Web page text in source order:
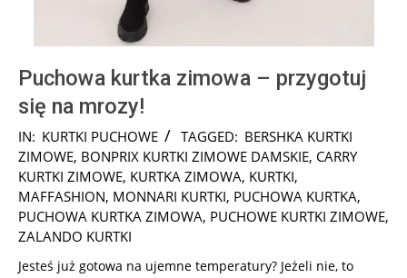
Puchowa kurtka zimowa – przygotuj
się na mrozy!
2025-
10-
01
IN: KURTKI PUCHOWE TAGGED: BERSHKA KURTKI
ZIMOWE, BONPRIX KURTKI ZIMOWE DAMSKIE, CARRY
KURTKI ZIMOWE, KURTKA ZIMOWA, KURTKI,
MAFFASHION, MONNARI KURTKI, PUCHOWA KURTKA,
PUCHOWA KURTKA ZIMOWA, PUCHOWE KURTKI ZIMOWE,
ZALANDO KURTKI
Jesteś już gotowa na ujemne temperatury? Jeżeli nie, to